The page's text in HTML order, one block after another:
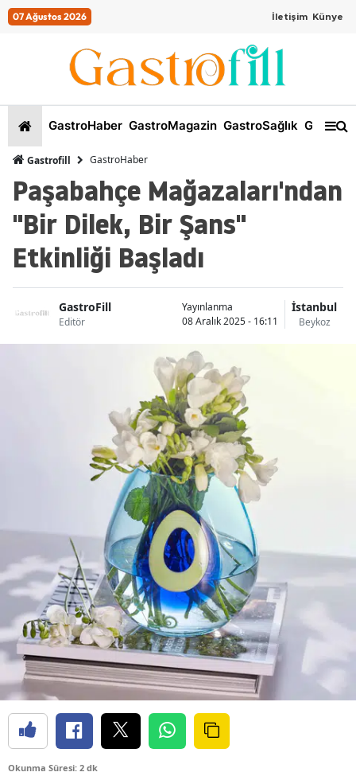
07 Ağustos 2026 İletişim Künye
GastroHaber GastroMagazin GastroSağlık
Gastrofill GastroHaber
Paşabahçe Mağazaları'ndan
"Bir Dilek, Bir Şans"
Etkinliği Başladı
GastroFill
Editör
Yayınlanma
08 Aralık 2025 - 16:11
İstanbul
Beykoz
Okunma Süresi: 2 dk